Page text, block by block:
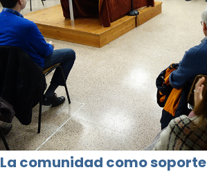
La comunidad como soporte